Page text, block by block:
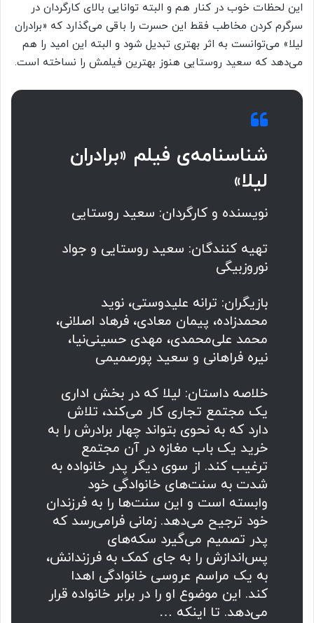
این لحظات خوب در کنار هم و البته توانایی بالای کارگردان در
سرگرم کردن مخاطب فقط این حسرت را باقی می‌گذارد که «برادران
لیلا» می‌توانست به اثر بهتری تبدیل شود و البته این امید را هم
می‌دهد که سعید روستایی هنوز بهترین فیلمش را نساخته است.
شناسنامه‌ی فیلم «برادران
لیلا»
نویسنده و کارگردان: سعید روستایی
تهیه کنندگان: سعید روستایی و جواد
نوروزبیگی
بازیگران: ترانه‌ علیدوستی، نوید
محمدزاده، پیمان معادی، فرهاد اصلانی،
محمد علی‌محمدی، مهدی حسینی‌نیا،
نیره فراهانی و سعید پورصمیمی
خلاصه داستان: لیلا که در بخش اداری
یک مجتمع تجاری کار می‌کند، تلاش
دارد که به نحوی بتواند چهار برادرش را به
خرید یک باب مغازه در آن مجتمع
ترغیب کند. از سوی دیگر پدر خانواده به
شدت به سنت‌های خانوادگی خود
وابسته است و این سنت‌ها را به فرزندان
خود ترجیح می‌دهد. زمانی فرامی‌رسد که
پدر تصمیم می‌گیرد سکه‌های
پس‌اندازش را به جای کمک به فرزندانش،
به یک مراسم عروسی خانوادگی اهدا
کند. این موضوع او را در برابر خانواده قرار
می‌دهد. تا اینکه …